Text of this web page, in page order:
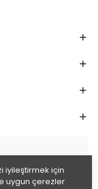
iyileştirmek için
uygun çerezler